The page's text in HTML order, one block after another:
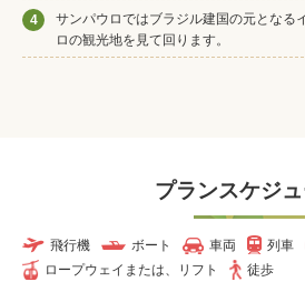
4
サンパウロではブラジル建国の元となる
ロの観光地を見て回ります。
プランスケジ
飛行機 ボート 車両 列車
ロープウェイまたは、リフト
徒歩